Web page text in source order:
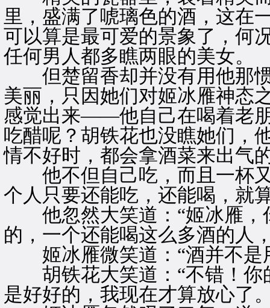
里，盛满了唬璃色的酒，这在
可以算是最可爱的景象了，何
任何男人都多瞧两眼的美女。
但楚留香却并没有用他那惯
美丽，只因她们对姬冰雁神态
感觉出来——他自己在喝着老
吃醋呢？胡铁花也没瞧她们，
情不好时，都会拿酒菜来出气
他不但自己吃，而且一杯又
个人只要还能吃，还能喝，就
他忽然大笑道：“姬冰雁，
的，一个还能喝这么多酒的人
姬冰雁微笑道：“酒并不是
胡铁花大笑道：“不错！你
是好好的，我现在才算放心了